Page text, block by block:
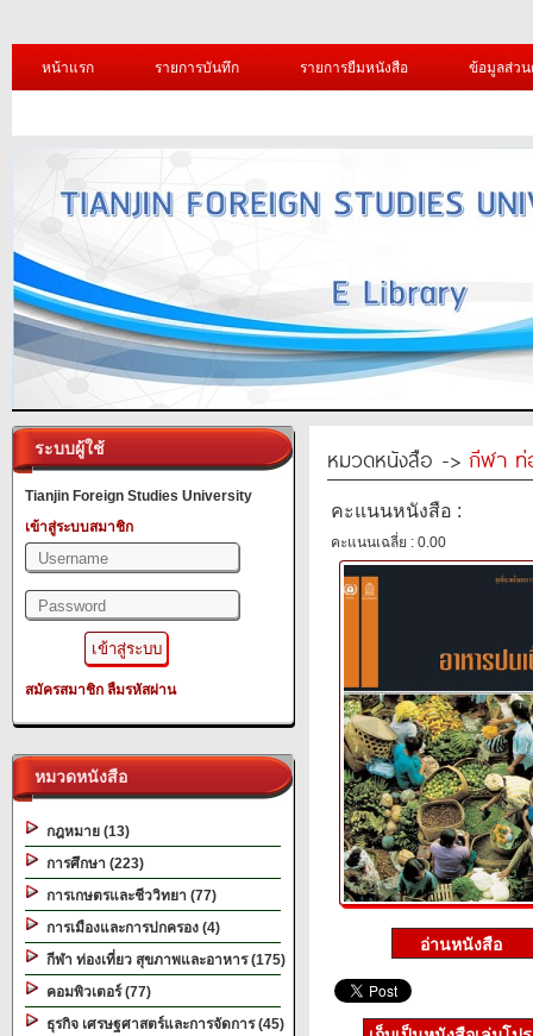
หน้าแรก รายการบันทึก รายการยืมหนังสือ ข้อมูลส่ว
ระบบผู้ใช้
Tianjin Foreign Studies University
เข้าสู่ระบบสมาชิก
สมัครสมาชิก ลืมรหัสผ่าน
หมวดหนังสือ
กฎหมาย (13)
การศึกษา (223)
การเกษตรและชีววิทยา (77)
การเมืองและการปกครอง (4)
กีฬา ท่องเที่ยว สุขภาพและอาหาร (175)
คอมพิวเตอร์ (77)
ธุรกิจ เศรษฐศาสตร์และการจัดการ (45)
หมวดหนังสือ -> กีฬา ท่
คะแนนหนังสือ :
คะแนนเฉลี่ย : 0.00